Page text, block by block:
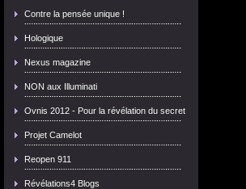
Contre la pensée unique !
Hologique
Nexus magazine
NON aux Illuminati
Ovnis 2012 - Pour la révélation du secret
Projet Camelot
Reopen 911
Révélations4 Blogs